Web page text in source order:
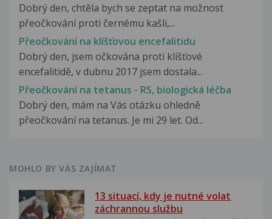
Dobrý den, chtěla bych se zeptat na možnost
přeočkování proti černému kašli,...
Přeočkování na klíšťovou encefalitidu
Dobrý den, jsem očkována proti klíšťové
encefalitidě, v dubnu 2017 jsem dostala...
Přeočkování na tetanus - RS, biologická léčba
Dobrý den, mám na Vás otázku ohledně
přeočkování na tetanus. Je mi 29 let. Od...
MOHLO BY VÁS ZAJÍMAT
13 situací, kdy je nutné volat
záchrannou službu